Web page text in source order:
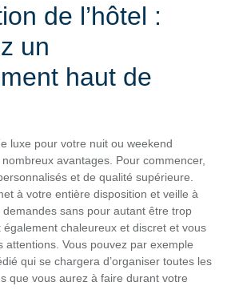
de l’hôtel :
un
haut de
luxe pour votre nuit ou weekend
avantages. Pour commencer,
et de qualité supérieure.
à votre entière disposition et veille à
sans pour autant être trop
également chaleureux et discret et vous
attentions. Vous pouvez par exemple
qui se chargera d’organiser toutes les
que vous aurez à faire durant votre